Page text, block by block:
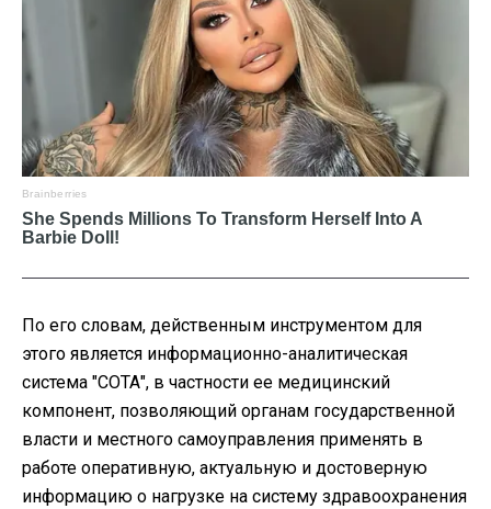
По его словам, действенным инструментом для
этого является информационно-аналитическая
система "СОТА", в частности ее медицинский
компонент, позволяющий органам государственной
власти и местного самоуправления применять в
работе оперативную, актуальную и достоверную
информацию о нагрузке на систему здравоохранения